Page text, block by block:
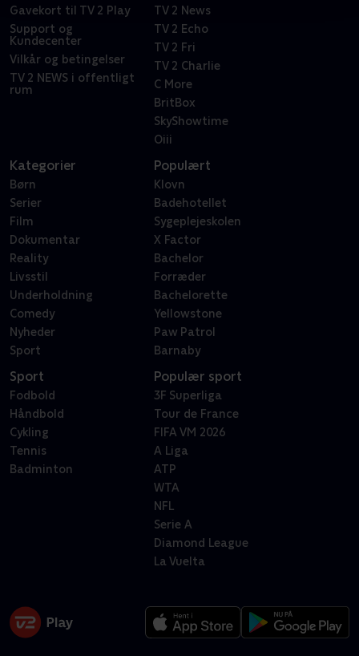
Gavekort til TV 2 Play
Support og
Kundecenter
Vilkår og betingelser
TV 2 NEWS i offentligt
rum
TV 2 News
TV 2 Echo
TV 2 Fri
TV 2 Charlie
C More
BritBox
SkyShowtime
Oiii
Kategorier
Børn
Serier
Film
Dokumentar
Reality
Livsstil
Underholdning
Comedy
Nyheder
Sport
Populært
Klovn
Badehotellet
Sygeplejeskolen
X Factor
Bachelor
Forræder
Bachelorette
Yellowstone
Paw Patrol
Barnaby
Sport
Fodbold
Håndbold
Cykling
Tennis
Badminton
Populær sport
3F Superliga
Tour de France
FIFA VM 2026
A Liga
ATP
WTA
NFL
Serie A
Diamond League
La Vuelta